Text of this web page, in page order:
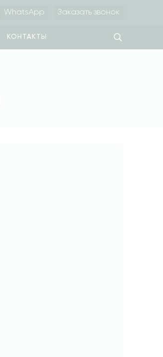
WhatsApp Заказать звонок
КОНТАКТЫ